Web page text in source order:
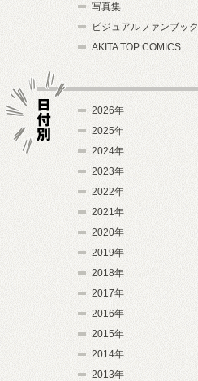
写真集
ビジュアルファンブック
AKITA TOP COMICS
2026年
2025年
2024年
2023年
2022年
2021年
2020年
2019年
2018年
2017年
2016年
2015年
2014年
2013年